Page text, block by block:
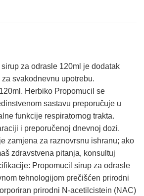
za odrasle 120ml je dodatak
svakodnevnu upotrebu.
Herbiko Propomucil se
sastavu preporučuje u
funkcije respiratornog trakta.
i preporučenoj dnevnoj dozi.
zamjena za raznovrsnu ishranu; ako
zdravstvena pitanja, konsultuj
Propomucil sirup za odrasle
tehnologijom prečišćen prirodni
prirodni N-acetilcistein (NAC)